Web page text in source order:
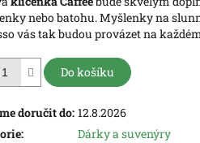
nebo batohu. Myšlenky na
vás tak budou provázet na
Do košíku
doručit do: 12.8.2026
: Dárky a suvenýry